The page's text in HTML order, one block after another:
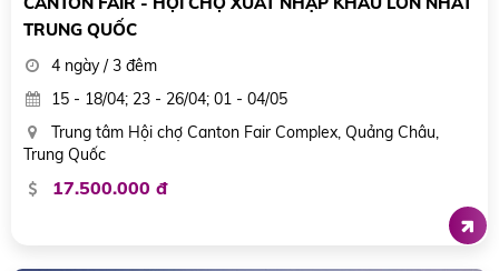
TRUNG QUỐC
4 ngày / 3 đêm
15 - 18/04; 23 - 26/04; 01 - 04/05
Trung tâm Hội chợ Canton Fair Complex, Quảng Châu,
Trung Quốc
17.500.000 đ